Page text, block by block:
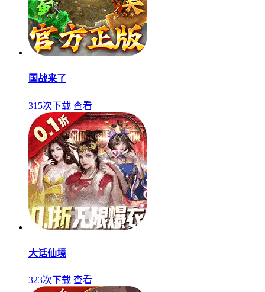
国战来了
315次下载 查看
大话仙境
323次下载 查看